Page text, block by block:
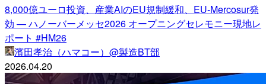
8,000億ユーロ投資、産業AIのEU規制緩和、EU-Mercosur発
効 — ハノーバーメッセ2026 オープニングセレモニー現地レ
ポート #HM26
濱田孝治（ハマコー）@製造BT部
2026.04.20